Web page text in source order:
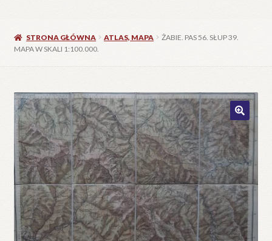
STRONA GŁÓWNA ATLAS, MAPA
ŻABIE. PAS 56. SŁUP 39.
MAPA W SKALI 1:100.000.
🔍